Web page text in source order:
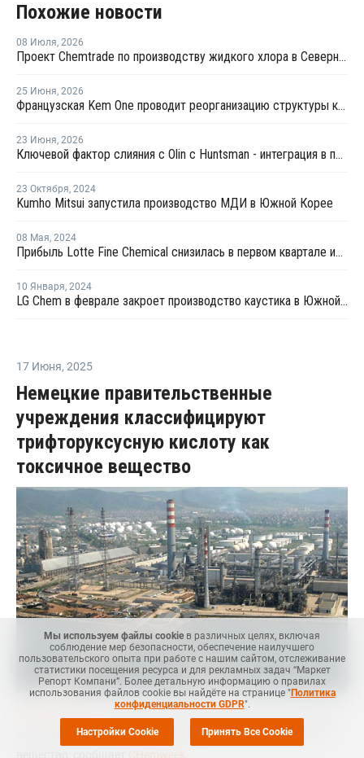
Похожие новости
08 Июля, 2026
Проект Chemtrade по производству жидкого хлора в Северном Ванкувере близок к одобрению
25 Июня, 2026
Французская Kem One проводит реорганизацию структуры капитала и состава собственников
23 Июня, 2026
Ключевой фактор слияния с Olin с Huntsman - интеграция в производство хлора и щелочи
23 Октября, 2024
Kumho Mitsui запустила производство МДИ в Южной Корее
08 Мая, 2024
Прибыль Lotte Fine Chemical снизилась в первом квартале из-за падения продаж и цен
10 Января, 2024
LG Chem в феврале закроет производство каустика в Южной Корее
17 Июня, 2025
Немецкие правительственные
учреждения классифицируют
трифторуксусную кислоту как
токсичное вещество
-- Немецкие правительственные учреждения
классифицируют трифторуксусную кислоту как токсичное
CHemweek
Мы используем файлы cookie в различных целях, включая
соблюдение мер безопасности, обеспечение наилучшего
пользовательского опыта при работе с нашим сайтом, отслеживание
статистики посещения ресурса и для рекламных задач “Маркет
Репорт Компани”. Более детальную информацию о правилах
использования файлов cookie вы найдёте на странице "Политика
конфиденциальности GDPR".
Настройки Cookie Принять Все Cookie